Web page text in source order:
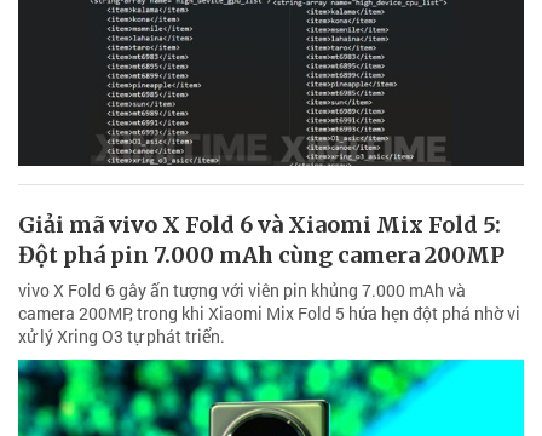
Giải mã vivo X Fold 6 và Xiaomi Mix Fold 5:
Đột phá pin 7.000 mAh cùng camera 200MP
vivo X Fold 6 gây ấn tượng với viên pin khủng 7.000 mAh và
camera 200MP, trong khi Xiaomi Mix Fold 5 hứa hẹn đột phá nhờ vi
xử lý Xring O3 tự phát triển.